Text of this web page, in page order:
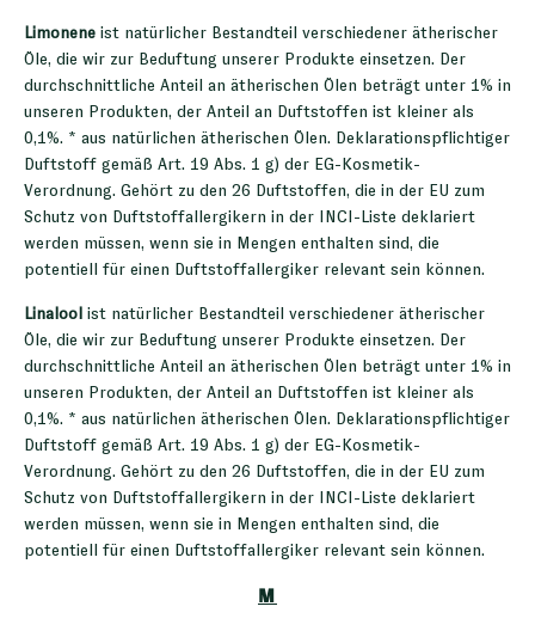
Limonene ist natürlicher Bestandteil verschiedener ätherischer
Öle, die wir zur Beduftung unserer Produkte einsetzen. Der
durchschnittliche Anteil an ätherischen Ölen beträgt unter 1% in
unseren Produkten, der Anteil an Duftstoffen ist kleiner als
0,1%. * aus natürlichen ätherischen Ölen. Deklarationspflichtiger
Duftstoff gemäß Art. 19 Abs. 1 g) der EG-Kosmetik-
Verordnung. Gehört zu den 26 Duftstoffen, die in der EU zum
Schutz von Duftstoffallergikern in der INCI-Liste deklariert
werden müssen, wenn sie in Mengen enthalten sind, die
potentiell für einen Duftstoffallergiker relevant sein können.
Linalool ist natürlicher Bestandteil verschiedener ätherischer
Öle, die wir zur Beduftung unserer Produkte einsetzen. Der
durchschnittliche Anteil an ätherischen Ölen beträgt unter 1% in
unseren Produkten, der Anteil an Duftstoffen ist kleiner als
0,1%. * aus natürlichen ätherischen Ölen. Deklarationspflichtiger
Duftstoff gemäß Art. 19 Abs. 1 g) der EG-Kosmetik-
Verordnung. Gehört zu den 26 Duftstoffen, die in der EU zum
Schutz von Duftstoffallergikern in der INCI-Liste deklariert
werden müssen, wenn sie in Mengen enthalten sind, die
potentiell für einen Duftstoffallergiker relevant sein können.
M